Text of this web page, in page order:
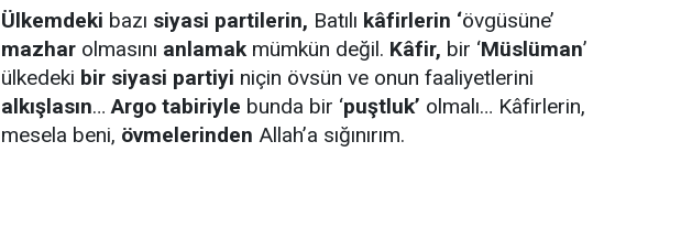
Ülkemdeki bazı siyasi partilerin, Batılı kâfirlerin ‘övgüsüne’
mazhar olmasını anlamakmümkün değil. Kâfir, bir ‘Müslüman’
ülkedeki bir siyasi partiyi niçin övsün ve onun faaliyetlerini
alkışlasın…Argo tabiriyle bunda bir ‘puştluk’ olmalı… Kâfirlerin,
mesela beni, övmelerinden Allah’a sığınırım.